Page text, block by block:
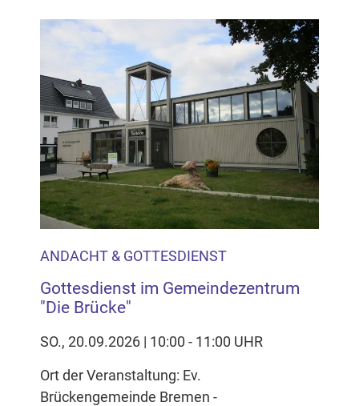
ANDACHT & GOTTESDIENST
Gottesdienst im Gemeindezentrum
"Die Brücke"
SO., 20.09.2026 | 10:00 - 11:00 UHR
Ort der Veranstaltung: Ev.
Brückengemeinde Bremen -